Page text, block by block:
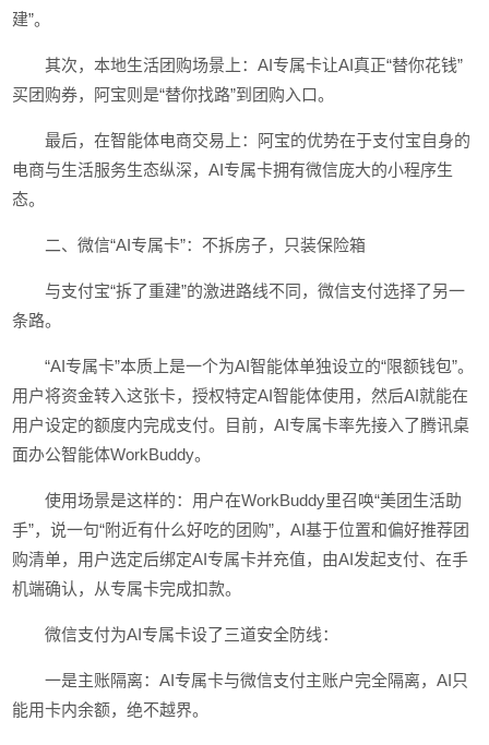
建”。
其次，本地生活团购场景上：AI专属卡让AI真正“替你花钱”
买团购券，阿宝则是“替你找路”到团购入口。
最后，在智能体电商交易上：阿宝的优势在于支付宝自身的
电商与生活服务生态纵深，AI专属卡拥有微信庞大的小程序生
态。
二、微信“AI专属卡”：不拆房子，只装保险箱
与支付宝“拆了重建”的激进路线不同，微信支付选择了另一
条路。
“AI专属卡”本质上是一个为AI智能体单独设立的“限额钱包”。
用户将资金转入这张卡，授权特定AI智能体使用，然后AI就能在
用户设定的额度内完成支付。目前，AI专属卡率先接入了腾讯桌
面办公智能体WorkBuddy。
使用场景是这样的：用户在WorkBuddy里召唤“美团生活助
手”，说一句“附近有什么好吃的团购”，AI基于位置和偏好推荐团
购清单，用户选定后绑定AI专属卡并充值，由AI发起支付、在手
机端确认，从专属卡完成扣款。
微信支付为AI专属卡设了三道安全防线：
一是主账隔离：AI专属卡与微信支付主账户完全隔离，AI只
能用卡内余额，绝不越界。